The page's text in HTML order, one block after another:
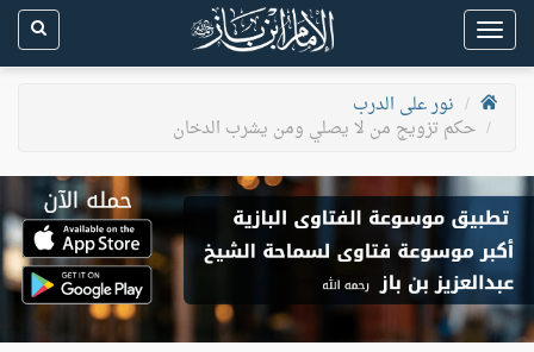
Toggle
navigation
نور على الدرب
حكم تزويج من لا يصلي ومن يشرب الدخان